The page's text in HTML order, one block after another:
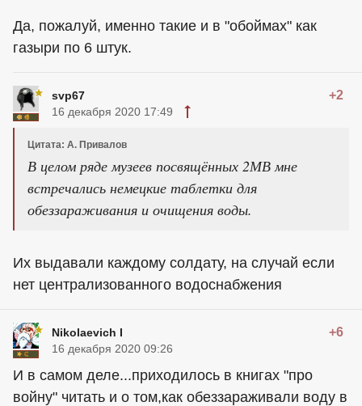
Да, пожалуй, именно такие и в "обоймах" как
газыри по 6 штук.
svp67 +2
16 декабря 2020 17:49
Цитата: А. Привалов
В целом ряде музеев посвящённых 2МВ мне
встречались немецкие таблетки для
обеззараживания и очищения воды.
Их выдавали каждому солдату, на случай если
нет централизованного водоснабжения
Nikolaevich I +6
16 декабря 2020 09:26
И в самом деле...приходилось в книгах "про
войну" читать и о том,как обеззараживали воду в